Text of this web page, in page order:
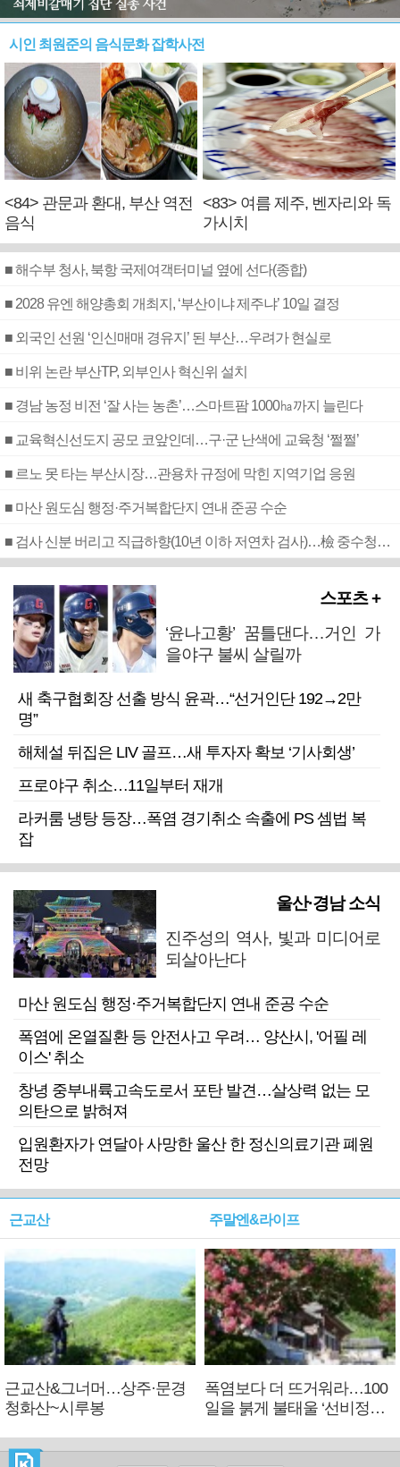
시인 최원준의 음식문화 잡학사전
<84> 관문과 환대, 부산 역전
음식
<83> 여름 제주, 벤자리와 독
가시치
■ 해수부 청사, 북항 국제여객터미널 옆에 선다(종합)
■ 2028 유엔 해양총회 개최지, ‘부산이냐 제주냐’ 10일 결정
■ 외국인 선원 ‘인신매매 경유지’ 된 부산…우려가 현실로
■ 비위 논란 부산TP, 외부인사 혁신위 설치
■ 경남 농정 비전 ‘잘 사는 농촌’…스마트팜 1000㏊까지 늘린다
■ 교육혁신선도지 공모 코앞인데…구·군 난색에 교육청 ‘쩔쩔’
■ 르노 못 타는 부산시장…관용차 규정에 막힌 지역기업 응원
■ 마산 원도심 행정·주거복합단지 연내 준공 수순
■ 검사 신분 버리고 직급하향(10년 이하 저연차 검사)…檢 중수청행 기피
스포츠 +
‘윤나고황’ 꿈틀댄다…거인 가
을야구 불씨 살릴까
새 축구협회장 선출 방식 윤곽…“선거인단 192→2만
명”
해체설 뒤집은 LIV 골프…새 투자자 확보 ‘기사회생’
프로야구 취소…11일부터 재개
라커룸 냉탕 등장…폭염 경기취소 속출에 PS 셈법 복
잡
울산·경남 소식
진주성의 역사, 빛과 미디어로
되살아난다
마산 원도심 행정·주거복합단지 연내 준공 수순
폭염에 온열질환 등 안전사고 우려… 양산시, '어필 레
이스' 취소
창녕 중부내륙고속도로서 포탄 발견…살상력 없는 모
의탄으로 밝혀져
입원환자가 연달아 사망한 울산 한 정신의료기관 폐원
전망
근교산
근교산&그너머…상주·문경
청화산~시루봉
주말엔&라이프
폭염보다 더 뜨거워라…100
일을 붉게 불태울 ‘선비정신’